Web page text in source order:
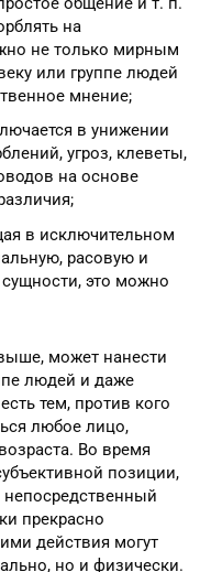
многих
информации,
общение и т. п.
на
не только мирным
или группе людей
мнение;
в унижении
угроз, клеветы,
на основе
в исключительном
расовую и
может нанести
людей и даже
тем, против кого
любое лицо,
Во время
позиции,
непосредственный